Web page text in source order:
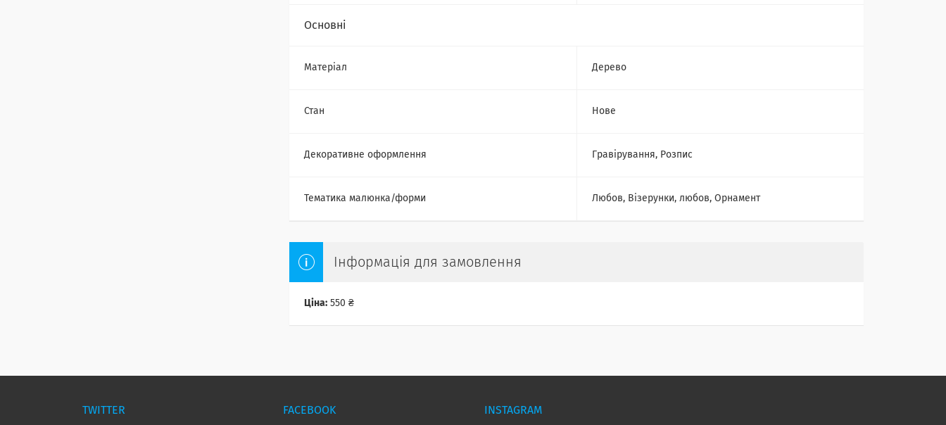
Основні
Матеріал Дерево
Стан Нове
Декоративне оформлення Гравірування, Розпис
Тематика малюнка/форми Любов, Візерунки, любов, Орнамент
Інформація для замовлення
Ціна: 550 ₴
TWITTER FACEBOOK INSTAGRAM